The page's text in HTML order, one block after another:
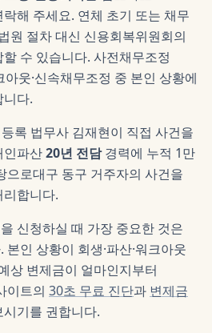
해 주세요. 연체 초기 또는 채무
원 절차 대신 신용회복위원회의
수 있습니다. 사전채무조정
웃·신속채무조정 중 본인 상황에
다.
등록 법무사 김재현이 직접 사건을
인파산20년 전담경력에 누적 1만
으로대구 동구 거주자의 사건을
합니다.
을 신청하실 때 가장 중요한 것은
본인 상황이 회생·파산·워크아웃
상 변제금이 얼마인지부터
이트의 30초 무료 진단과 변제금
기를 권합니다.